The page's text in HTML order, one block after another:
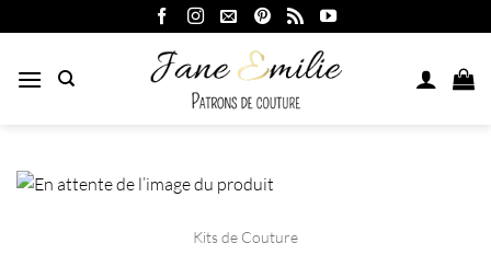
au
contenu
Kits de Couture